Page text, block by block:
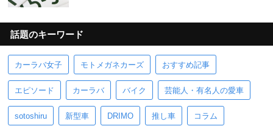
話題のキーワード
カーラバ女子 モトメガネカーズ おすすめ記事
エピソード カーラバ バイク 芸能人・有名人の愛車
sotoshiru 新型車 DRIMO 推し車 コラム